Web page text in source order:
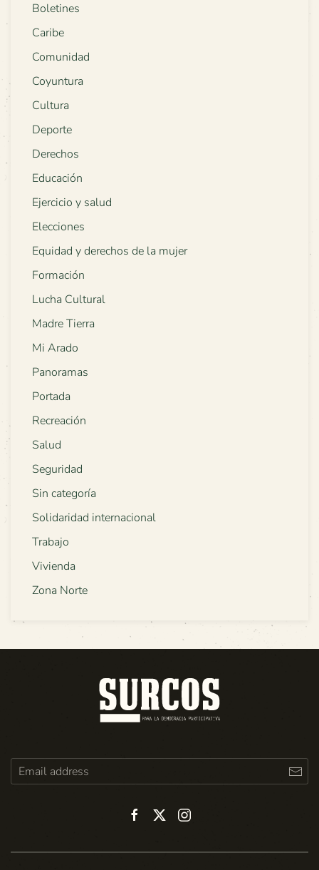
Boletines
Caribe
Comunidad
Coyuntura
Cultura
Deporte
Derechos
Educación
Ejercicio y salud
Elecciones
Equidad y derechos de la mujer
Formación
Lucha Cultural
Madre Tierra
Mi Arado
Panoramas
Portada
Recreación
Salud
Seguridad
Sin categoría
Solidaridad internacional
Trabajo
Vivienda
Zona Norte